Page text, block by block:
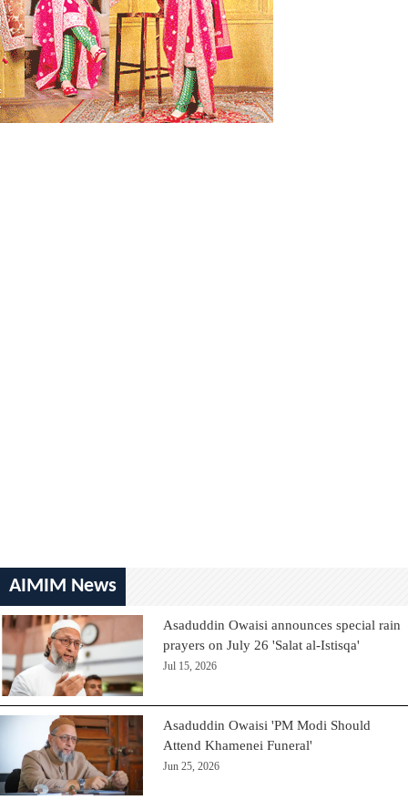
AIMIM News
Asaduddin Owaisi announces special rain
prayers on July 26 'Salat al-Istisqa'
Jul 15, 2026
Asaduddin Owaisi 'PM Modi Should
Attend Khamenei Funeral'
Jun 25, 2026